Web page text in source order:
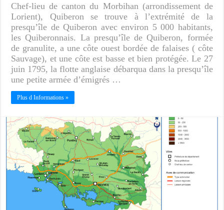
Chef-lieu de canton du Morbihan (arrondissement de
Lorient), Quiberon se trouve à l’extrémité de la
presqu’île de Quiberon avec environ 5 000 habitants,
les Quiberonnais. La presqu’île de Quiberon, formée
de granulite, a une côte ouest bordée de falaises ( côte
Sauvage), et une côte est basse et bien protégée. Le 27
juin 1795, la flotte anglaise débarqua dans la presqu’île
une petite armée d’émigrés …
Plus d Informations »